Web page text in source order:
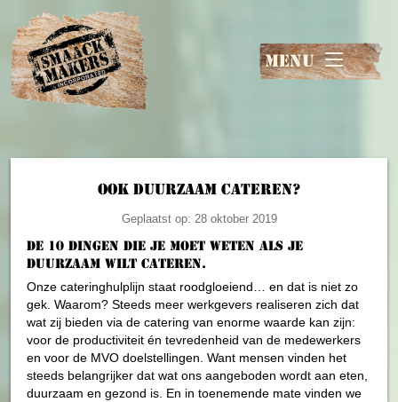
MENU
ook duurzaam cateren?
Geplaatst op: 28 oktober 2019
De 10 dingen die je moet weten als je
duurzaam wilt cateren.
Onze cateringhulplijn staat roodgloeiend… en dat is niet zo
gek. Waarom? Steeds meer werkgevers realiseren zich dat
wat zij bieden via de catering van enorme waarde kan zijn:
voor de productiviteit én tevredenheid van de medewerkers
en voor de MVO doelstellingen. Want mensen vinden het
steeds belangrijker dat wat ons aangeboden wordt aan eten,
duurzaam en gezond is. En in toenemende mate vinden we